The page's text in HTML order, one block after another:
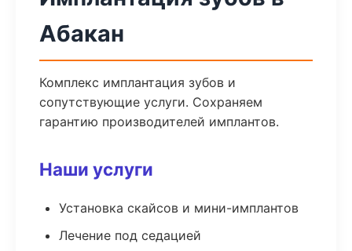
Абакан
Комплекс имплантация зубов и
сопутствующие услуги. Сохраняем
гарантию производителей имплантов.
Наши услуги
Установка скайсов и мини-имплантов
Лечение под седацией